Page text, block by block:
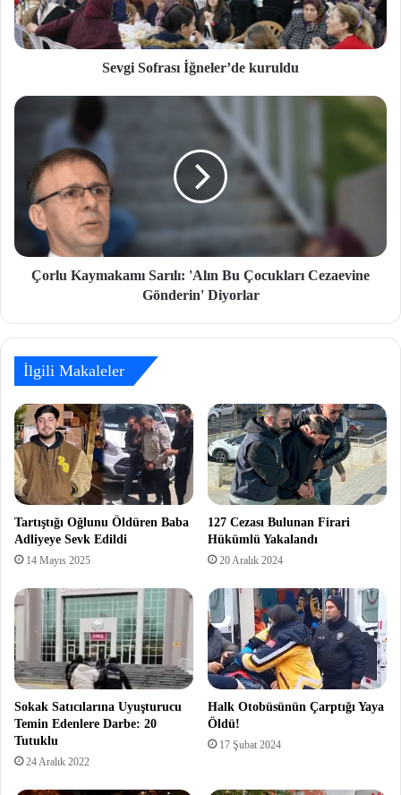
Sevgi Sofrası İğneler’de kuruldu
Çorlu Kaymakamı Sarılı: 'Alın Bu Çocukları Cezaevine
Gönderin' Diyorlar
İlgili Makaleler
Tartıştığı Oğlunu Öldüren Baba
Adliyeye Sevk Edildi
14 Mayıs 2025
127 Cezası Bulunan Firari
Hükümlü Yakalandı
20 Aralık 2024
Sokak Satıcılarına Uyuşturucu
Temin Edenlere Darbe: 20
Tutuklu
24 Aralık 2022
Halk Otobüsünün Çarptığı Yaya
Öldü!
17 Şubat 2024